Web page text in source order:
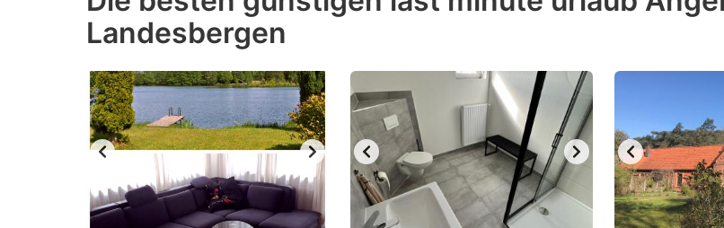
question
key
to
get
the
keyboard
shortcuts
to
get
the
keyboard
shortcuts
Landesbergen